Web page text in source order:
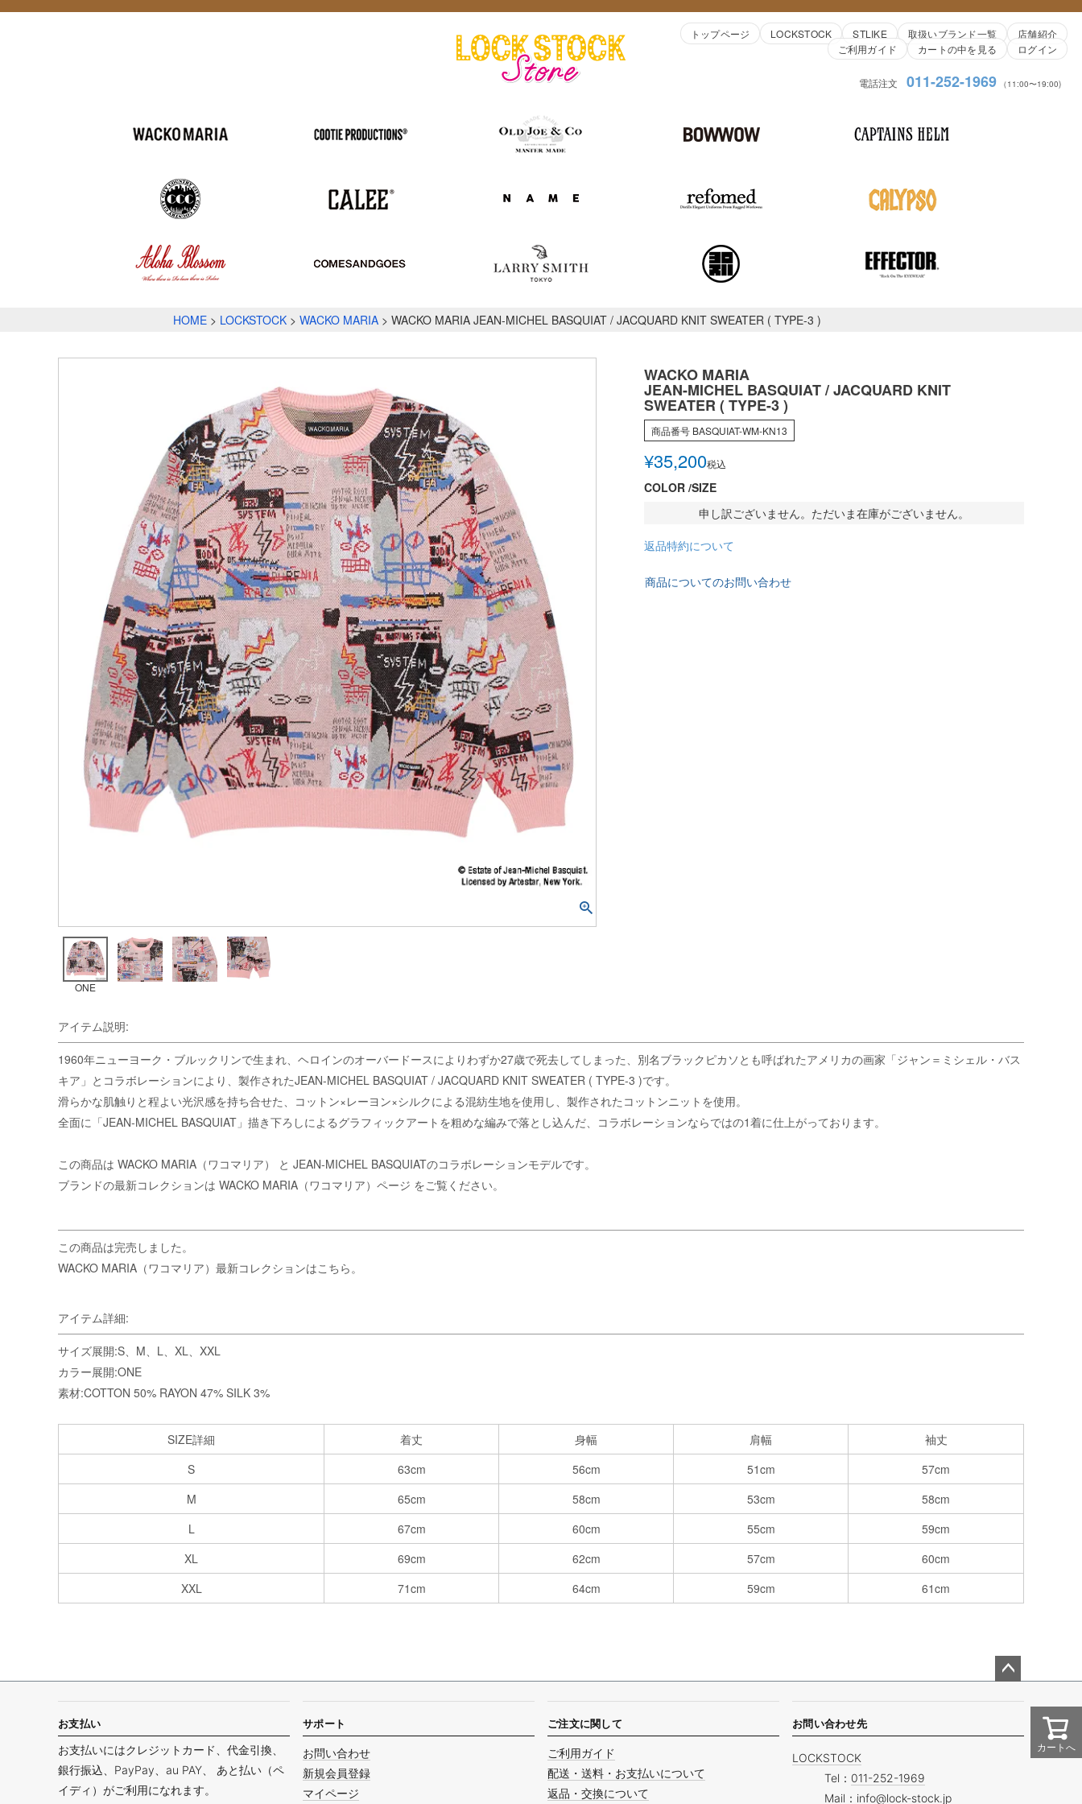
トップページ LOCKSTOCK STLIKE 取扱いブランド一覧
店舗紹介
ご利用ガイド
カートの中を見る ログイン
電話注文 011-252-1969 （11:00〜19:00)
HOME LOCKSTOCK WACKO MARIA WACKO MARIA JEAN-MICHEL BASQUIAT / JACQUARD KNIT SWEATER ( TYPE-3 )
ONE
WACKO MARIA
JEAN-MICHEL BASQUIAT / JACQUARD KNIT
SWEATER ( TYPE-3 )
商品番号 BASQUIAT-WM-KN13
¥35,200税込
COLOR SIZE
申し訳ございません。ただいま在庫がございません。
返品特約について
商品についてのお問い合わせ
アイテム説明:
1960年ニューヨーク・ブルックリンで生まれ、ヘロインのオーバードースによりわずか27歳で死去してしまった、別名ブラックピカソとも呼ばれたアメリカの画家「ジャン＝ミシェル・バス
キア」とコラボレーションにより、製作されたJEAN-MICHEL BASQUIAT / JACQUARD KNIT SWEATER ( TYPE-3 )です。
滑らかな肌触りと程よい光沢感を持ち合せた、コットン×レーヨン×シルクによる混紡生地を使用し、製作されたコットンニットを使用。
全面に「JEAN-MICHEL BASQUIAT」描き下ろしによるグラフィックアートを粗めな編みで落とし込んだ、コラボレーションならではの1着に仕上がっております。
この商品は WACKO MARIA（ワコマリア）
と JEAN-MICHEL BASQUIATのコラボレーションモデルです。
ブランドの最新コレクションは WACKO MARIA（ワコマリア）ページ をご覧ください。
この商品は完売しました。
WACKO MARIA（ワコマリア）最新コレクションはこちら。
アイテム詳細:
サイズ展開:S、M、L、XL、XXL
カラー展開:ONE
素材:COTTON 50% RAYON 47% SILK 3%
SIZE詳細 着丈 身幅 肩幅
袖丈
S
63cm 56cm 51cm
57cm
M
65cm 58cm 53cm
58cm
L
67cm 60cm 55cm
59cm
XL
69cm 62cm 57cm
60cm
XXL
71cm 64cm 59cm 61cm
カートへ
ジト
へ
お支払い
お支払いにはクレジットカード、代金引換、
銀行振込、PayPay、au PAY、 あと払い（ペ
イディ）がご利用になれます。
サポート
お問い合わせ
新規会員登録
マイページ
ご注文に関して
ご利用ガイド
配送・送料・お支払いについて
返品・交換について
お問い合わせ先
LOCKSTOCK
Tel： 011-252-1969
Mail： info@lock-stock.jp